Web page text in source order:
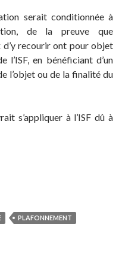
serait conditionnée à
de la preuve que
d’y recourir ont pour objet
l’ISF, en bénéficiant d’un
l’objet ou de la finalité du
s’appliquer à l’ISF dû à
PLAFONNEMENT